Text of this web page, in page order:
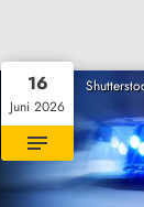
16
Juni 2026